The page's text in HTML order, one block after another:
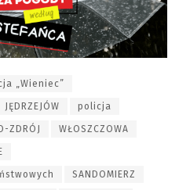
„Wieniec”
JĘDRZEJÓW policja
ZDRÓJ WŁOSZCZOWA
SANDOMIERZ